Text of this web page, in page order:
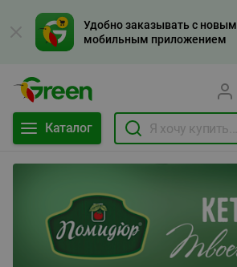
Удобно заказывать с новым
мобильным приложением
Каталог